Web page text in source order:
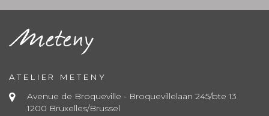
ATELIER METENY
Avenue de Broqueville - Broquevillelaan 245/bte 13
1200 Bruxelles/Brussel